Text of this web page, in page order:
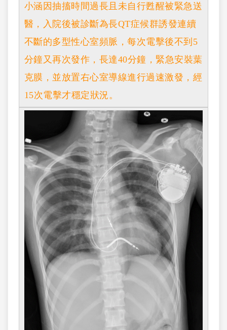
小涵因抽搐時間過長且未自行甦醒被緊急送
醫，入院後被診斷為長QT症候群誘發連續
不斷的多型性心室頻脈，每次電擊後不到5
分鐘又再次發作，長達40分鐘，緊急安裝葉
克膜，並放置右心室導線進行過速激發，經
15次電擊才穩定狀況。